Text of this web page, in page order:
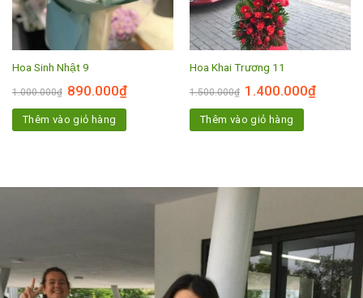
Hoa Sinh Nhật 9
1.000.000₫ 890.000₫
Thêm vào giỏ hàng
Hoa Khai Trương 11
1.500.000₫ 1.400.000₫
Thêm vào giỏ hàng